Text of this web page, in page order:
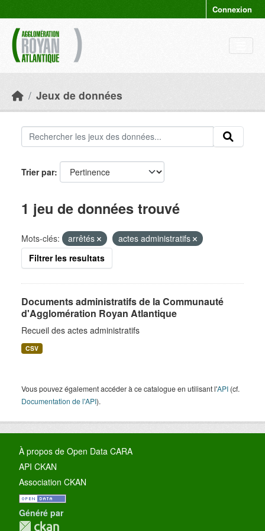
Connexion
Jeux de données
Trier par
1 jeu de données trouvé
Mots-clés: arrêtés
actes administratifs
Filtrer les resultats
Documents administratifs de la Communauté
d'Agglomération Royan Atlantique
Recueil des actes administratifs
CSV
Vous pouvez également accéder à ce catalogue en utilisant l'API (cf.
Documentation de l'API).
À propos de Open Data CARA
API CKAN
Association CKAN
Généré par